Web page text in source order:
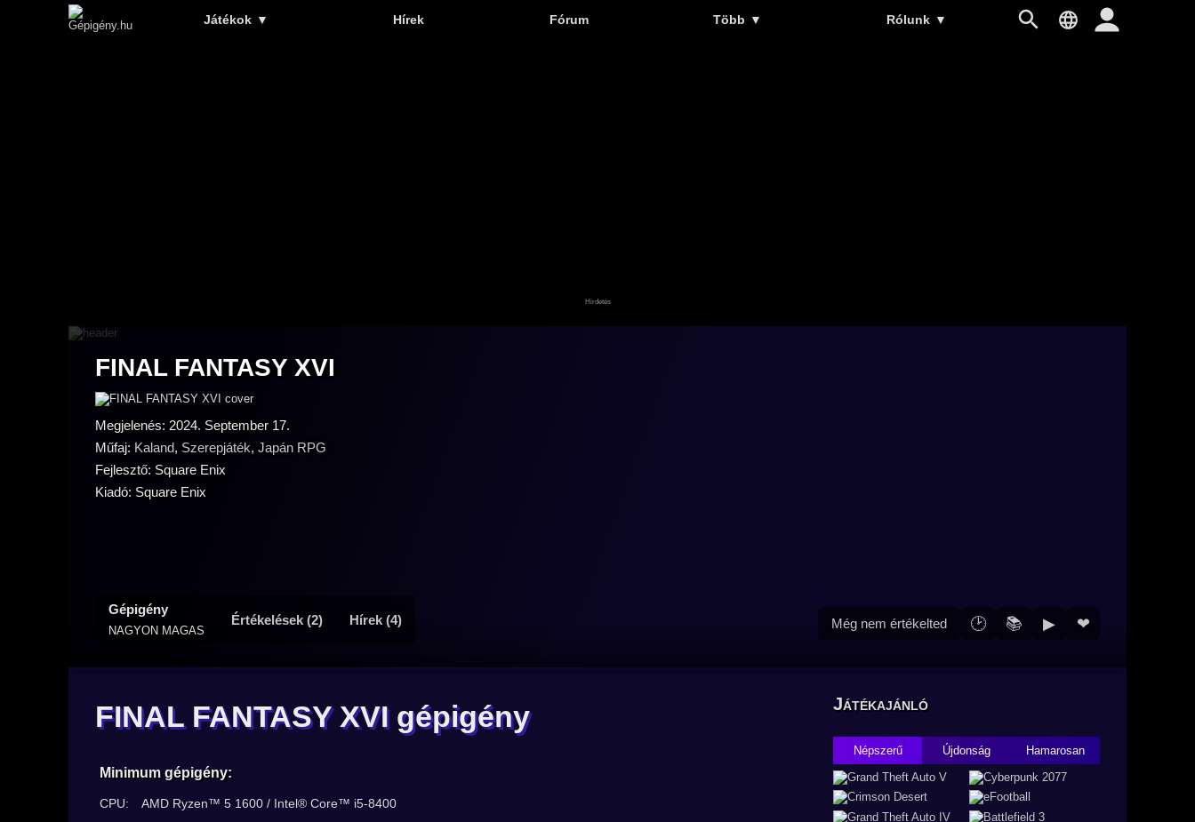
Játékok ▼ Hírek Fórum Több ▼ Rólunk ▼
FINAL FANTASY XVI
Megjelenés: 2024. September 17.
Műfaj: Kaland, Szerepjáték, Japán RPG
Fejlesztő: Square Enix
Kiadó: Square Enix
Gépigény
NAGYON MAGAS
Értékelések (2) Hírek (4) Még nem értékelted 🕑 📚 ▶ ❤
FINAL FANTASY XVI gépigény
Minimum gépigény:
CPU:
AMD Ryzen™ 5 1600 / Intel® Core™ i5-8400
Játékajánló
Népszerű Újdonság Hamarosan